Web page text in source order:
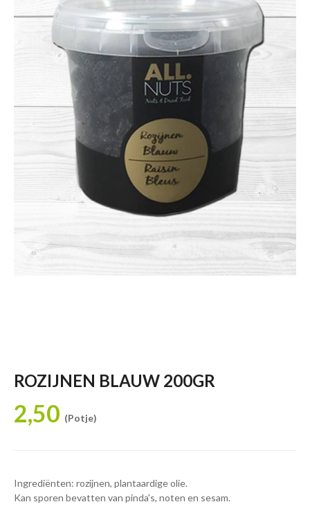
ROZIJNEN BLAUW 200GR
2,50 (Potje)
Ingrediënten: rozijnen, plantaardige olie.
Kan sporen bevatten van pinda's, noten en sesam.